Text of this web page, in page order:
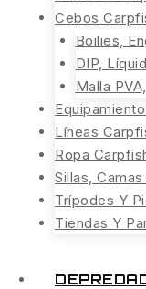
Cebos
Boilies,
DIP,
Malla
Líneas
Ropa
Sillas,
Trípodes Y
Tiendas Y